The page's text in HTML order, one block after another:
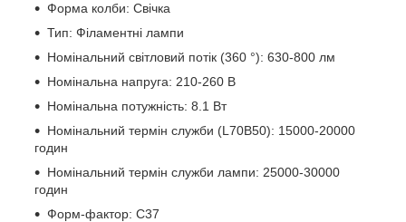
Форма колби: Свічка
Тип: Філаментні лампи
Номінальний світловий потік (360 °): 630-800 лм
Номінальна напруга: 210-260 В
Номінальна потужність: 8.1 Вт
Номінальний термін служби (L70B50): 15000-20000
годин
Номінальний термін служби лампи: 25000-30000
годин
Форм-фактор: С37